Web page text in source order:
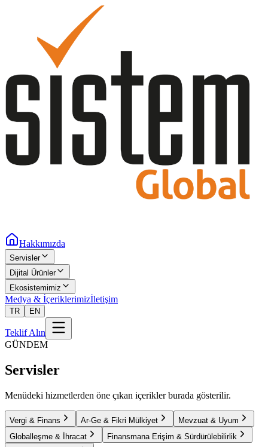
Hakkımızda
Servisler
Dijital Ürünler
Ekosistemimiz
Medya & İçeriklerimizİletişim
TR EN
Teklif Alın
GÜNDEM
Servisler
Menüdeki hizmetlerden öne çıkan içerikler burada gösterilir.
Vergi & Finans Ar-Ge & Fikri Mülkiyet
Mevzuat & Uyum
Globalleşme & İhracat
Finansmana Erişim & Sürdürülebilirlik